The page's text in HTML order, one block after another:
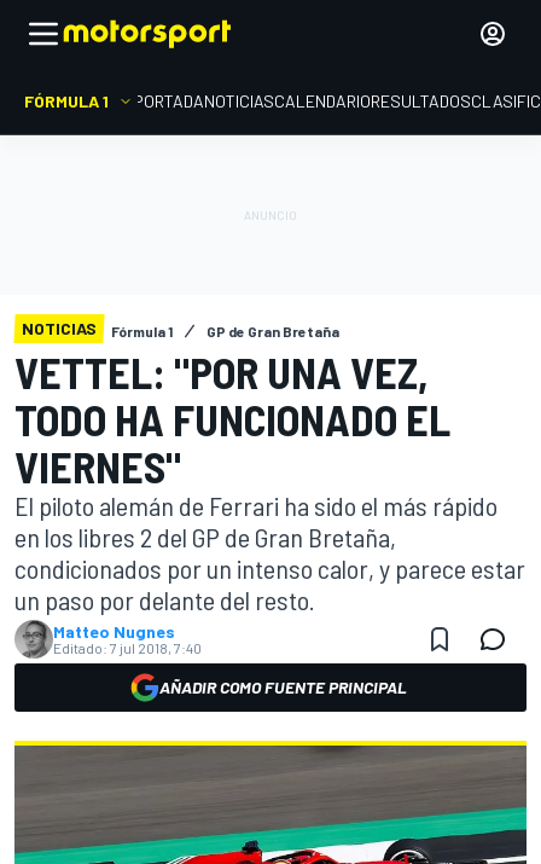
FÓRMULA 1 PORTADANOTICIASCALENDARIORESULTADOS
NOTICIAS Fórmula 1 GP de Gran Bretaña
VETTEL: "POR UNA VEZ,
TODO HA FUNCIONADO EL
VIERNES"
El piloto alemán de Ferrari ha sido el más rápido
en los libres 2 del GP de Gran Bretaña,
condicionados por un intenso calor, y parece estar
un paso por delante del resto.
Matteo Nugnes
Editado: 7 jul 2018, 7:40
AÑADIR COMO FUENTE PRINCIPAL